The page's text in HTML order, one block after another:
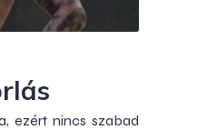
ezért nincs szabad